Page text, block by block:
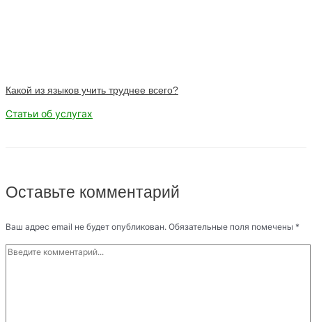
Какой из языков учить труднее всего?
Статьи об услугах
Оставьте комментарий
Ваш адрес email не будет опубликован. Обязательные поля помечены *
Введите
комментарий...